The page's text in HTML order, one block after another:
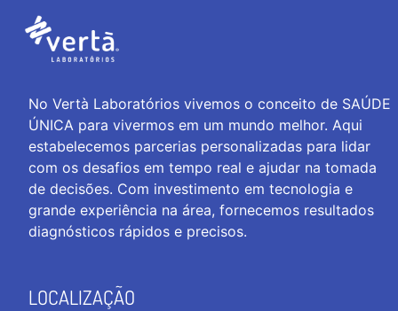
No Vertà Laboratórios vivemos o conceito de SAÚDE
ÚNICA para vivermos em um mundo melhor. Aqui
estabelecemos parcerias personalizadas para lidar
com os desafios em tempo real e ajudar na tomada
de decisões. Com investimento em tecnologia e
grande experiência na área, fornecemos resultados
diagnósticos rápidos e precisos.
LOCALIZAÇÃO